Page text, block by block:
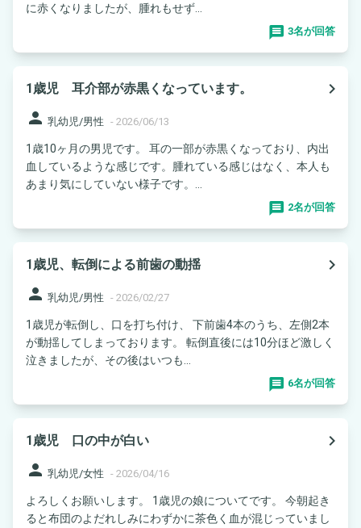
に赤くなりましたが、腫れもせず...
3名が回答
1歳児 耳介部が赤黒くなっています。
navigate_next
person 乳幼児/男性 - 2026/06/13
1歳10ヶ月の男児です。 耳の一部が赤黒くなっており、内出
血しているような感じです。腫れている感じはなく、本人も
あまり気にしていない様子です。...
2名が回答
1歳児、転倒による前歯の動揺
navigate_next
person 乳幼児/男性 - 2026/02/27
1歳児が転倒し、口を打ち付け、 下前歯4本のうち、左側2本
が動揺してしまっております。 転倒直後には10分ほど激しく
泣きましたが、その後はいつも...
6名が回答
1歳児 口の中が白い
navigate_next
person 乳幼児/女性 - 2026/04/16
よろしくお願いします。 1歳児の娘についてです。 今朝起き
ると布団のよだれしみにわずかに茶色く血が混じっていまし